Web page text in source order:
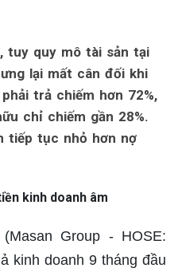
tuy quy mô tài sản tại
lại mất cân đối khi
trả chiếm hơn 72%,
chỉ chiếm gần 28%.
tiếp tục nhỏ hơn nợ
kinh doanh âm
Group - HOSE:
kinh doanh 9 tháng đầu